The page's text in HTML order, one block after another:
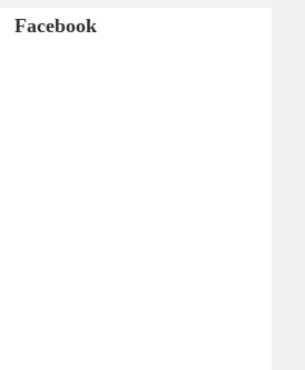
Facebook